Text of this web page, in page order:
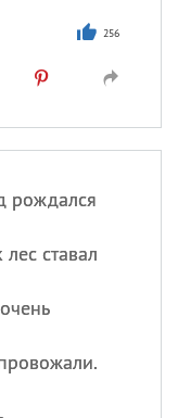
256
рождался
ставал